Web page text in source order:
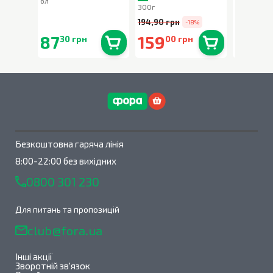
8730 грн
300г
194,90 грн -18%
15900 грн
Безкоштовна гаряча лінія
8:00-22:00 без вихідних
0800 301 230
Для питань та пропозицій
club@fora.ua
Інші акції
Зворотній зв'язок